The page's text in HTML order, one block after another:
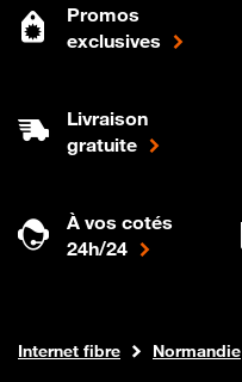
Promos
exclusives
Livraison
gratuite
À vos cotés
24h/24
Boutique Orange
Internet fibre Normandie